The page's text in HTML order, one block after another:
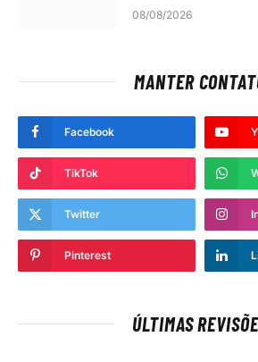
08/08/2026
MANTER
Facebook
TikTok
Twitter
Pinterest
ÚLTIMAS